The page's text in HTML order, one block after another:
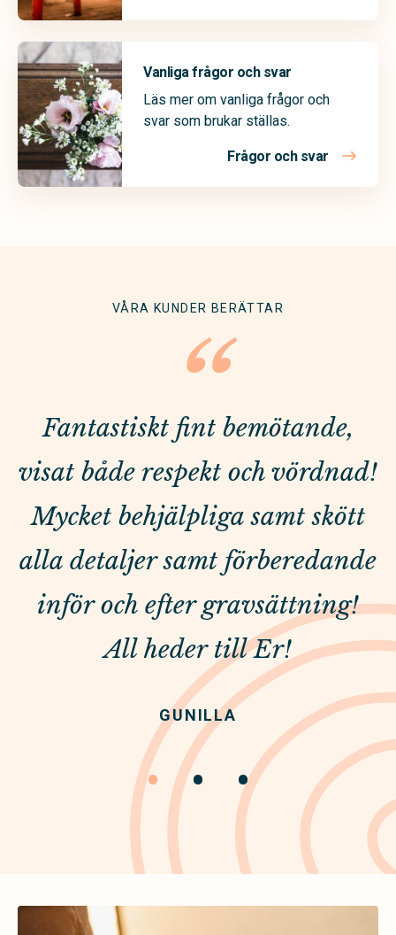
Vanliga frågor och svar
Läs mer om vanliga frågor och
svar som brukar ställas.
Frågor och svar
VÅRA KUNDER BERÄTTAR
“
Fantastiskt fint bemötande,
visat både respekt och vördnad!
Mycket behjälpliga samt skött
alla detaljer samt förberedande
inför och efter gravsättning!
All heder till Er!
GUNILLA
• • •